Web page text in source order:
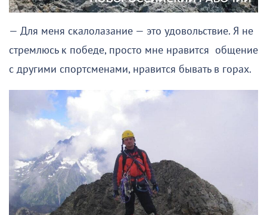
— Для меня скалолазание — это удовольствие. Я не
стремлюсь к победе, просто мне нравится общение
с другими спортсменами, нравится бывать в горах.